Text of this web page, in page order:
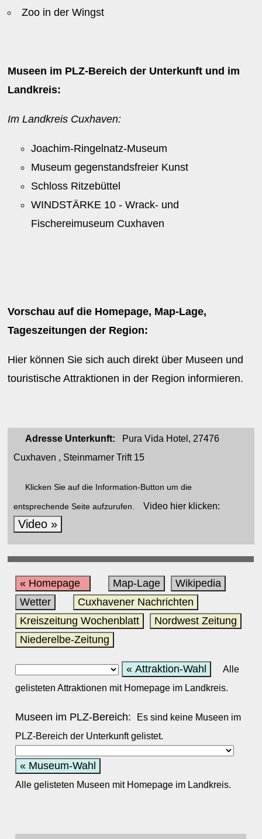
Zoo in der Wingst
Museen im PLZ-Bereich der Unterkunft und im
Landkreis:
Im Landkreis Cuxhaven:
Joachim-Ringelnatz-Museum
Museum gegenstandsfreier Kunst
Schloss Ritzebüttel
WINDSTÄRKE 10 - Wrack- und
Fischereimuseum Cuxhaven
Vorschau auf die Homepage, Map-Lage,
Tageszeitungen der Region:
Hier können Sie sich auch direkt über Museen und
touristische Attraktionen in der Region informieren.
Adresse Unterkunft: Pura Vida Hotel, 27476
Cuxhaven , Steinmarner Trift 15
Klicken Sie auf die Information-Button um die
entsprechende Seite aufzurufen. Video hier klicken:
Video »